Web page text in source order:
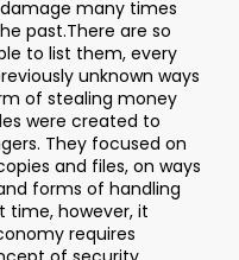
many times
past.There are so
to list them, every
unknown ways
of stealing money
were created to
They focused on
and files, on ways
forms of handling
time, however, it
requires